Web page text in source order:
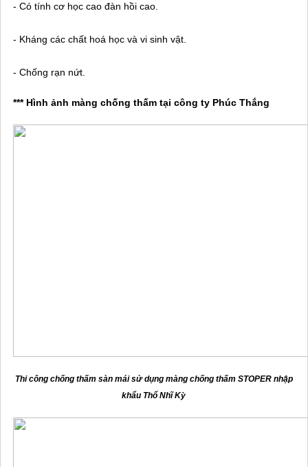
- Có tính cơ học cao đàn hồi cao.
- Kháng các chất hoá học và vi sinh vật.
- Chống rạn nứt.
*** Hình ảnh màng chống thấm tại công ty Phúc Thắng
Thi công chống thấm sàn mái sử dụng màng chống thấm STOPER nhập
khẩu Thổ Nhĩ Kỳ